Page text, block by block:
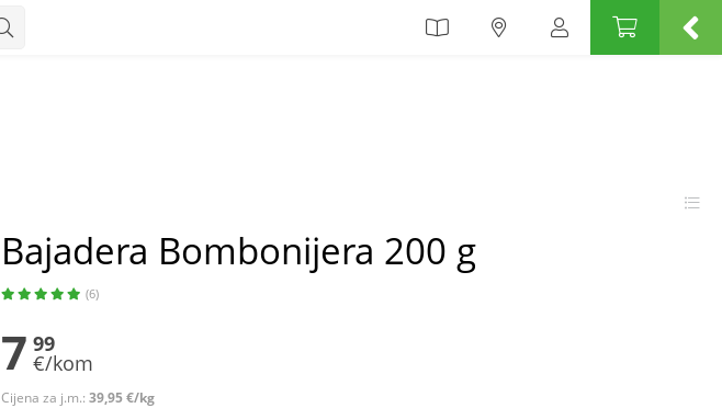
Bajadera Bombonijera 200 g
(6)
7 99
€/kom
Cijena za j.m.: 39,95 €/kg